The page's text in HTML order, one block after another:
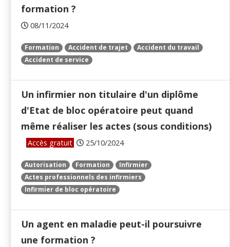
formation ?
08/11/2024
Formation Accident de trajet
Accident du travail
Accident de service
Un infirmier non titulaire d'un diplôme
d'Etat de bloc opératoire peut quand
même réaliser les actes (sous conditions)
Accès gratuit 25/10/2024
Autorisation Formation
Infirmier
Actes professionnels des infirmiers
Infirmier de bloc opératoire
Un agent en maladie peut-il poursuivre
une formation ?